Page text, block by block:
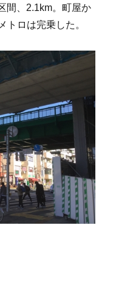
間、2.1km。町屋か
トロは完乗した。